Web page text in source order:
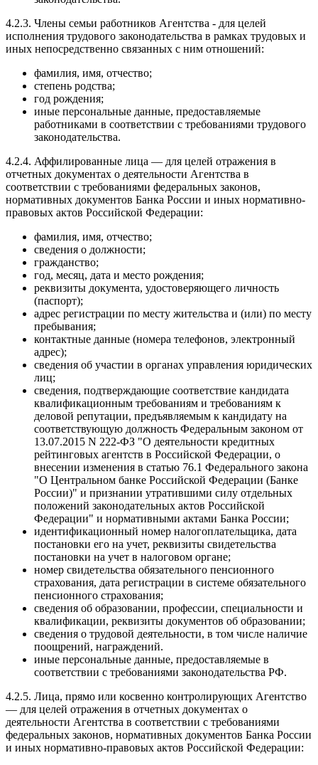
4.2.3. Члены семьи работников Агентства - для целей
исполнения трудового законодательства в рамках трудовых и
иных непосредственно связанных с ним отношений:
фамилия, имя, отчество;
степень родства;
год рождения;
иные персональные данные, предоставляемые
работниками в соответствии с требованиями трудового
законодательства.
4.2.4. Аффилированные лица — для целей отражения в
отчетных документах о деятельности Агентства в
соответствии с требованиями федеральных законов,
нормативных документов Банка России и иных нормативно-
правовых актов Российской Федерации:
фамилия, имя, отчество;
сведения о должности;
гражданство;
год, месяц, дата и место рождения;
реквизиты документа, удостоверяющего личность
(паспорт);
адрес регистрации по месту жительства и (или) по месту
пребывания;
контактные данные (номера телефонов, электронный
адрес);
сведения об участии в органах управления юридических
лиц;
сведения, подтверждающие соответствие кандидата
квалификационным требованиям и требованиям к
деловой репутации, предъявляемым к кандидату на
соответствующую должность Федеральным законом от
13.07.2015 N 222-ФЗ "О деятельности кредитных
рейтинговых агентств в Российской Федерации, о
внесении изменения в статью 76.1 Федерального закона
"О Центральном банке Российской Федерации (Банке
России)" и признании утратившими силу отдельных
положений законодательных актов Российской
Федерации" и нормативными актами Банка России;
идентификационный номер налогоплательщика, дата
постановки его на учет, реквизиты свидетельства
постановки на учет в налоговом органе;
номер свидетельства обязательного пенсионного
страхования, дата регистрации в системе обязательного
пенсионного страхования;
сведения об образовании, профессии, специальности и
квалификации, реквизиты документов об образовании;
сведения о трудовой деятельности, в том числе наличие
поощрений, награждений.
иные персональные данные, предоставляемые в
соответствии с требованиями законодательства РФ.
4.2.5. Лица, прямо или косвенно контролирующих Агентство
— для целей отражения в отчетных документах о
деятельности Агентства в соответствии с требованиями
федеральных законов, нормативных документов Банка России
и иных нормативно-правовых актов Российской Федерации: